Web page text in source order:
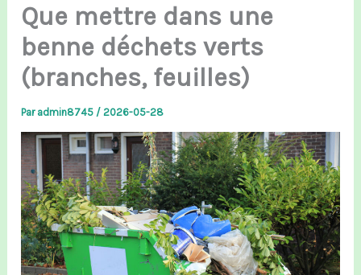
Que mettre dans une
benne déchets verts
(branches, feuilles)
Par admin8745 /2026-05-28